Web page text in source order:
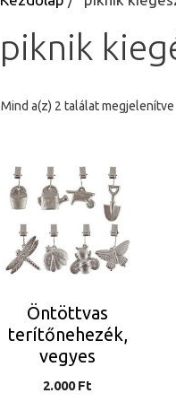
piknik
Mind a(z) 2 találat megjelenítve
Öntöttvas
terítőnehezék,
vegyes
2.000Ft
Ennek
terméknek
több
variációja
van.
változatok
termékoldalon
választhatók